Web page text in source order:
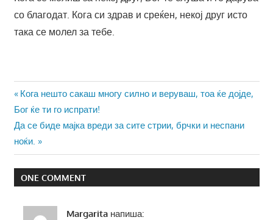
со благодат. Кога си здрав и среќен, некој друг исто
така се молел за тебе.
Навигација
на
напис
Previous
Post:
Кога нешто сакаш многу силно и веруваш, тоа ќе дојде,
Бог ќе ти го испрати!
Next
Post:
Да се биде мајка вреди за сите стрии, брчки и неспани
ноќи.
ONE COMMENT
Margarita напиша: